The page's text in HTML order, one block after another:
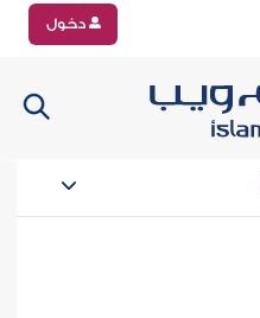
دخول